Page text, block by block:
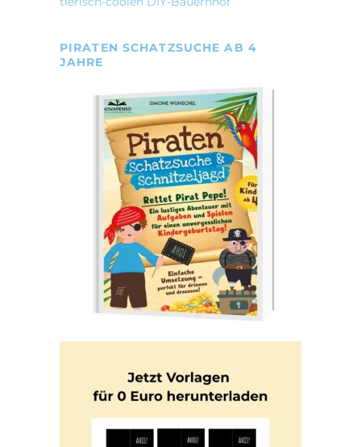
PIRATEN SCHATZSUCHE AB 4
JAHRE